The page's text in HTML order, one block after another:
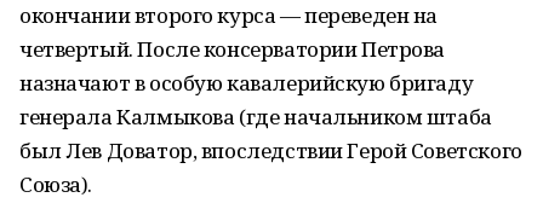
окончании второго курса — переведен на
четвертый. После консерватории Петрова
назначают в особую кавалерийскую бригаду
генерала Калмыкова (где начальником штаба
был Лев Доватор, впоследствии Герой Советского
Союза).